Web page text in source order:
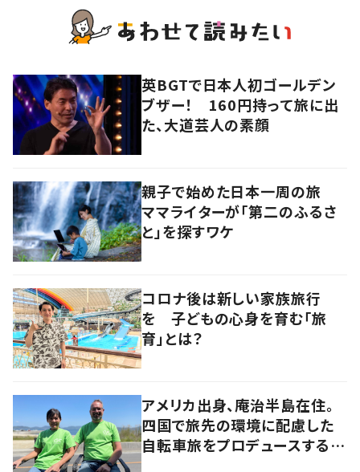
英BGTで日本人初ゴールデン
ブザー！ 160円持って旅に出
た、大道芸人の素顔
親子で始めた日本一周の旅
ママライターが「第二のふるさ
と」を探すワケ
コロナ後は新しい家族旅行
を 子どもの心身を育む「旅
育」とは？
アメリカ出身、庵治半島在住。
四国で旅先の環境に配慮した
自転車旅をプロデュースする